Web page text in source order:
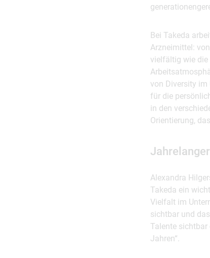
Bei Takeda
Arzneimittel:
vielfältig wie die
von Diversity im
für die
in den
Orientierung,
Alexandra
Takeda ein
Vielfalt im
sichtbar und
Talente sichtbar
Jahren“.